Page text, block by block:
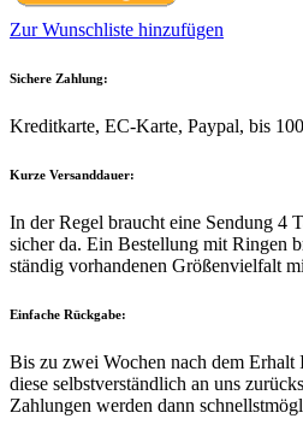
Zur Wunschliste hinzufügen
Sichere Zahlung:
Kreditkarte, EC-Karte, Paypal, bis
Kurze Versanddauer:
In der Regel braucht eine Sendung 4
sicher da. Ein Bestellung mit Ringen
ständig vorhandenen Größenvielfalt
Einfache Rückgabe:
Bis zu zwei Wochen nach dem Erhalt
diese selbstverständlich an uns
Zahlungen werden dann